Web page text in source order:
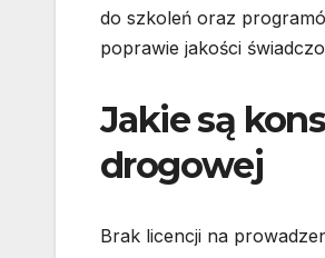
do szkoleń oraz
poprawie jakości
Jakie są
drogowej
Brak licencji na